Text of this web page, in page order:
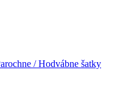
/ Hodvábne šatky